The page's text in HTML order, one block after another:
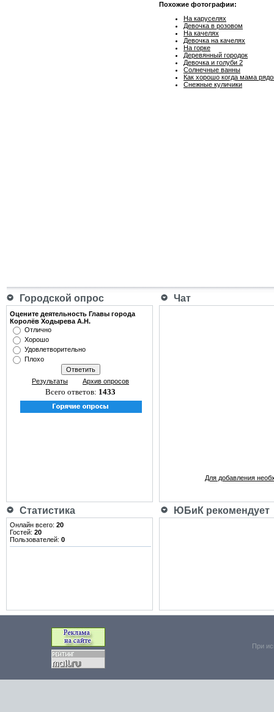
Похожие фотографии:
На каруселях
Девочка в розовом
На качелях
Девочка на качелях
На горке
Деревянный городок
Девочка и голуби 2
Солнечные ванны
Как хорошо когда мама
Снежные куличики
Городской опрос Чат
Оцените деятельность Главы города
Королёв Ходырева А.Н.
Отлично
Хорошо
Удовлетворительно
Плохо
Результаты Архив опросов
Всего ответов: 1433
Для добавления
Статистика ЮБиК рекомендует
Онлайн всего: 20
Гостей: 20
Пользователей: 0
При